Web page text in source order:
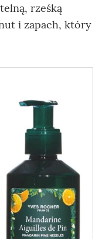
rześką
i zapach, który